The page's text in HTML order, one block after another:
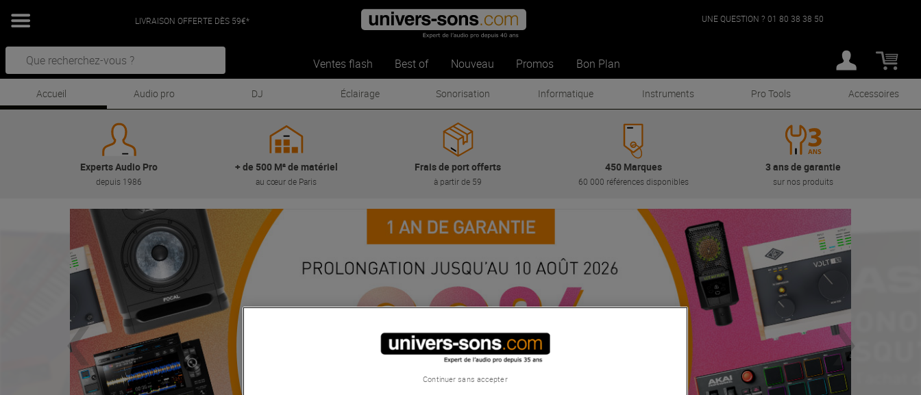
LIVRAISON OFFERTE DÈS 59€*
Sonos et instrument de
musique
Ventes flash Best of Nouveau Promos Bon Plan
UNE QUESTION ? 01 80 38 38 50
Accueil Audio pro DJ Éclairage Sonorisation Informatique Instruments Pro Tools Accessoires
Experts Audio Pro
depuis 1986
+ de 500 M² de matériel
au cœur de Paris
Frais de port offerts
à partir de 59
450 Marques
60 000 références disponibles
3 ans de garantie
sur nos produits
Continuer sans accepter